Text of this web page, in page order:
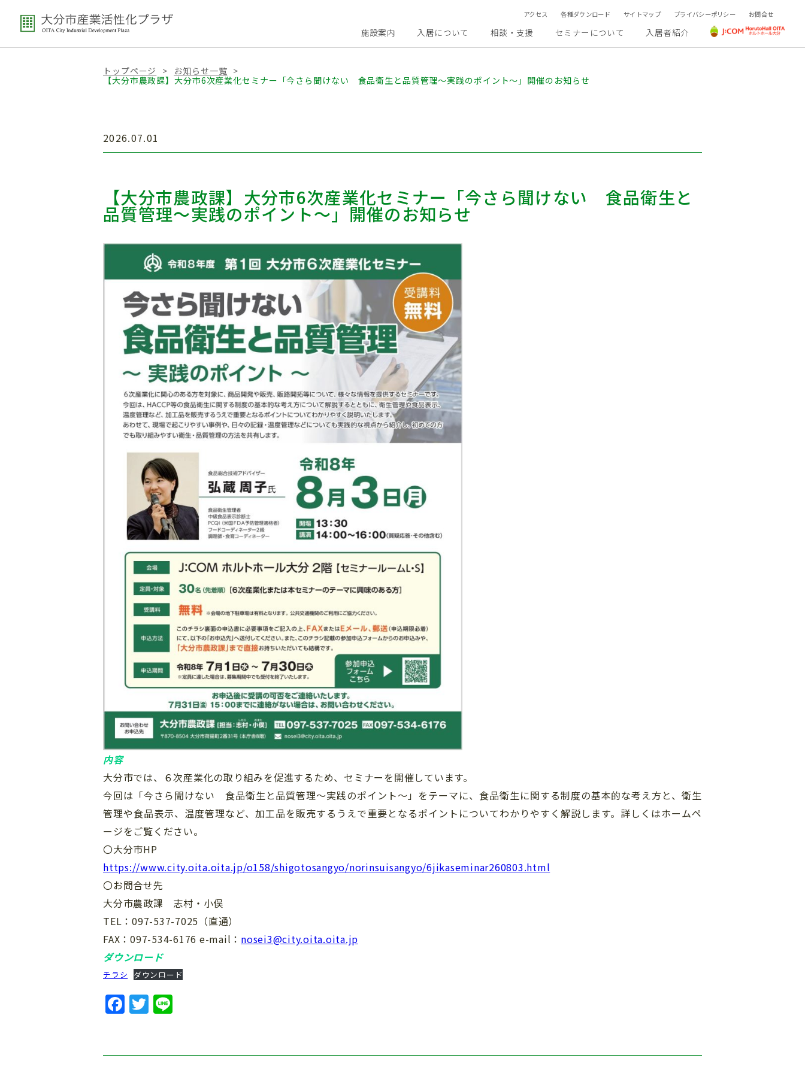
アクセス 各種ダウンロード サイトマップ プライバシーポリシー お問合せ
施設案内 入居について 相談・支援 セミナーについて 入居者紹介
トップページ > お知らせ一覧 >
【大分市農政課】大分市6次産業化セミナー「今さら聞けない 食品衛生と品質管理～実践のポイント～」開催のお知らせ
2026.07.01
【大分市農政課】大分市6次産業化セミナー「今さら聞けない 食品衛生と
品質管理～実践のポイント～」開催のお知らせ
内容
大分市では、６次産業化の取り組みを促進するため、セミナーを開催しています。
今回は「今さら聞けない 食品衛生と品質管理～実践のポイント～」をテーマに、食品衛生に関する制度の基本的な考え方と、衛生
管理や食品表示、温度管理など、加工品を販売するうえで重要となるポイントについてわかりやすく解説します。詳しくはホームペ
ージをご覧ください。
〇大分市HP
https://www.city.oita.oita.jp/o158/shigotosangyo/norinsuisangyo/6jikaseminar260803.html
〇お問合せ先
大分市農政課 志村・小俣
TEL：097-537-7025（直通）
FAX：097-534-6176 e-mail： nosei3@city.oita.oita.jp
ダウンロード
チラシ ダウンロード
F
a
e
T
w
te